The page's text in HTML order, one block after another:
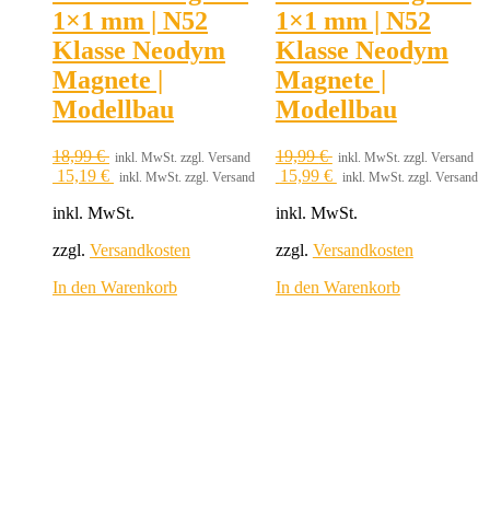
1×1 mm | N52
Klasse Neodym
Magnete |
Modellbau
18,99€ inkl. MwSt. zzgl. Versand
15,19 € inkl. MwSt. zzgl. Versand
inkl. MwSt.
zzgl. Versandkosten
In den Warenkorb
1×1 mm | N52
Klasse Neodym
Magnete |
Modellbau
19,99€ inkl. MwSt. zzgl. Versand
15,99 € inkl. MwSt. zzgl. Versand
inkl. MwSt.
zzgl. Versandkosten
In den Warenkorb